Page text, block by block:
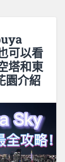
可以看
塔和東
園介紹